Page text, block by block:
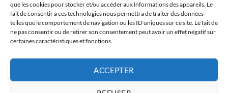
que les cookies pour stocker et/ou accéder aux informations des appareils. Le
fait de consentir à ces technologies nous permettra de traiter des données
telles que le comportement de navigation ou les ID uniques sur ce site. Le fait de
ne pas consentir ou de retirer son consentement peut avoir un effet négatif sur
certaines caractéristiques et fonctions.
ACCEPTER
Mentions légales
Contactez-nous